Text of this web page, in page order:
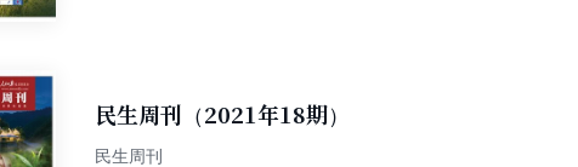
民生周刊（2021年18期）
民生周刊